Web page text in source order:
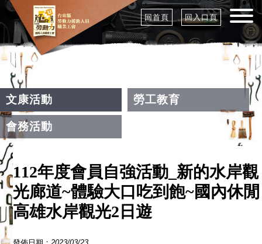
回首頁 回入口頁
文康活動 勞工教育
會務活動
112年度會員自強活動_新的水岸觀
光廊道~體驗大口吃到飽~國內休閒
高雄水岸觀光2日遊